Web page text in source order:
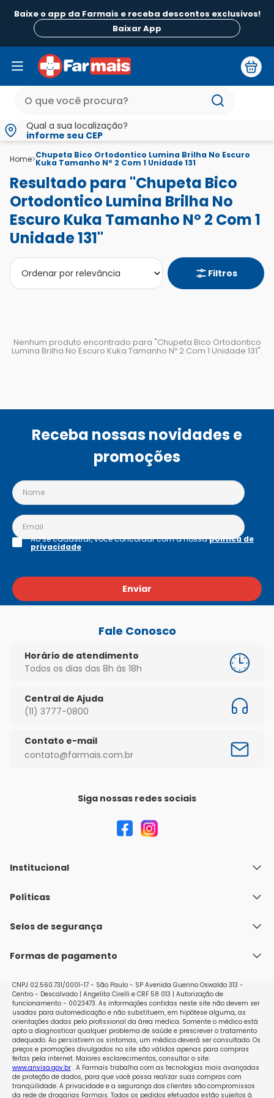
Baixe o app da Farmais e receba descontos exclusivos!
Baixar App
Qual a sua localização?
informe seu CEP
Home>Chupeta Bico Ortodontico Lumina Brilha No Escuro
Kuka Tamanho Nº 2 Com 1 Unidade 131
Resultado para "Chupeta Bico
Ortodontico Lumina Brilha No
Escuro Kuka Tamanho Nº 2 Com 1
Unidade 131"
Filtros
Nenhum produto encontrado para "Chupeta Bico Ortodontico
Lumina Brilha No Escuro Kuka Tamanho Nº 2 Com 1 Unidade 131".
Receba nossas novidades e
promoções
Enviar
Ao se cadastrar, você concordar com a nossapolítica de
privacidade
Fale Conosco
Horário de atendimento
Todos os dias das 8h às 18h
Central de Ajuda
(11) 3777-0800
Contato e-mail
contato@farmais.com.br
Siga nossas redes sociais
Institucional
Quem Somos
Nossas lojas
Políticas
Política de Envio
Políticas de Trocas e Devoluções
Selos de segurança
Formas de pagamento
CNPJ 02.560.731/0001-17 - São Paulo - SP Avenida Guerino Oswaldo 313 -
Centro - Descalvado | Angelita Cirelli e CRF 58 013 | Autorização de
funcionamento - 0023473. As informações contidas neste site não devem ser
usadas para automedicação e não substituem, em hipótese alguma, as
orientações dadas pelo profissional da área médica. Somente o médico está
apto a diagnosticar qualquer problema de saúde e prescrever o tratamento
adequado. Ao persistirem os sintomas, um médico deverá ser consultado. Os
preços e promoções divulgados no site são válidos apenas para compras
feitas pela internet. Maiores esclarecimentos, consultar o site:
www.anvisa.gov.br. A Farmais trabalha com as tecnologias mais avançadas
de proteção de dados, para que você possa realizar suas compras com
tranqüilidade. A privacidade e a segurança dos clientes são compromissos
da rede de drogarias Farmais. Todos os pedidos efetuados estão sujeitos à